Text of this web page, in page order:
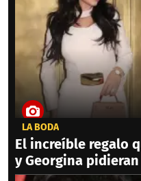
LA BODA
El increíble regalo
y Georgina